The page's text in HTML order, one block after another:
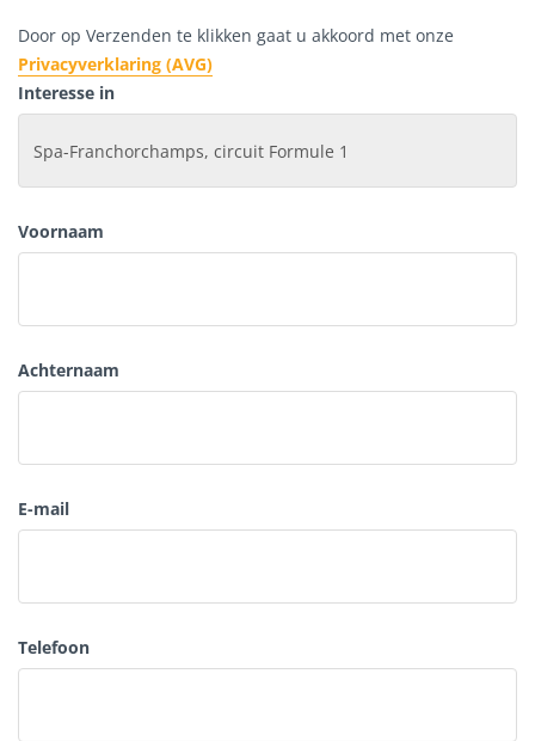
Door op Verzenden te klikken gaat u akkoord met onze
Privacyverklaring (AVG)
Interesse in
Voornaam
Achternaam
E-mail
Telefoon